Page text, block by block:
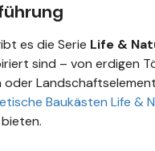
es die Serie Life &
sind – von erdigen
Baukästen Life &